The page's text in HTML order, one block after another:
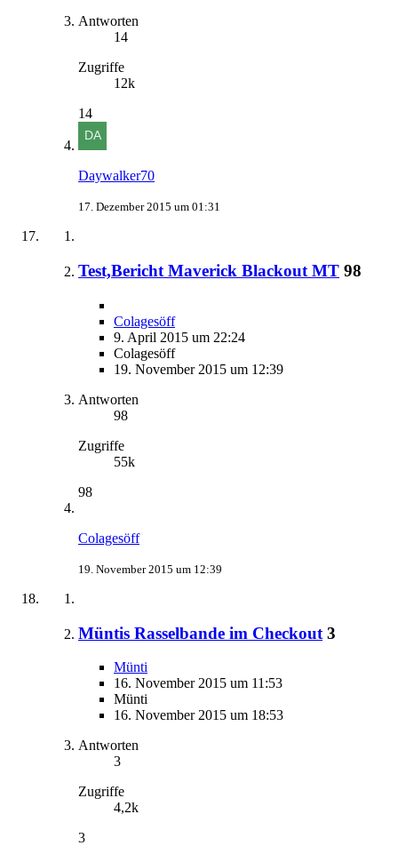
Antworten
14
Zugriffe
12k
14
Daywalker70
17. Dezember 2015 um 01:31
Test,Bericht Maverick Blackout MT 98
Colagesöff
9. April 2015 um 22:24
Colagesöff
19. November 2015 um 12:39
Antworten
98
Zugriffe
55k
98
Colagesöff
19. November 2015 um 12:39
Müntis Rasselbande im Checkout 3
Münti
16. November 2015 um 11:53
Münti
16. November 2015 um 18:53
Antworten
3
Zugriffe
4,2k
3